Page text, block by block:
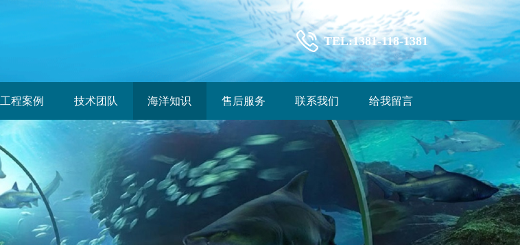
TEL:1381-118-1381
工程案例 技术团队 海洋知识 售后服务 联系我们 给我留言